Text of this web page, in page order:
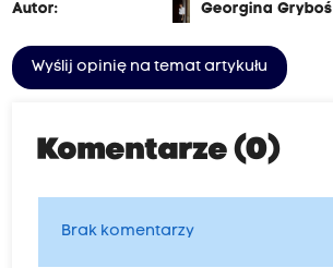
Autor: Georgina Gryboś
Wyślij opinię na temat artykułu
Komentarze (0)
Brak komentarzy